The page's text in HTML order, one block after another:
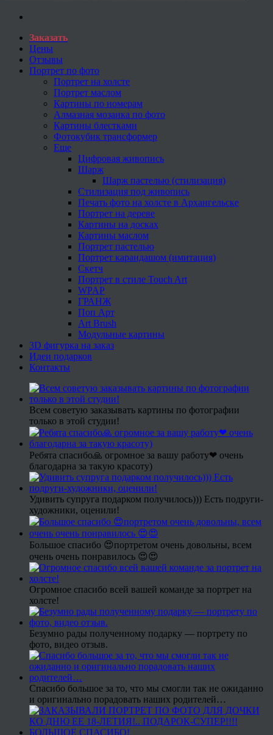
Заказать
Цены
Отзывы
Портрет по фото
Портрет на холсте
Портрет маслом
Картины по номерам
Алмазная мозаика по фото
Картины блестками
Фотокубик трансформер
Еще
Цифровая живопись
Шарж
Шарж пастелью (стилизация)
Стилизация под живопись
Печать фото на холсте в Архангельске
Портрет на дереве
Картины на досках
Картины маслом
Портрет пастелью
Портрет карандашом (имитация)
Скетч
Портрет в стиле Touch Art
WPAP
ГРАНЖ
Поп Арт
Art Brush
Модульные картины
3D фигурка на заказ
Идеи подарков
Контакты
Всем советую заказывать картины по фотографии
только в этой студии!
Ребята спасибо🙏 огромное за вашу работу❤ очень
благодарна за такую красоту)
Удивить супруга подарком получилось))) Есть подруги-
художники, оценили!
Большое спасибо 😍портретом очень довольны, всем
очень очень понравилось 😍😍
Огромное спасибо всей вашей команде за портрет на
холсте!
Безумно рады полученному подарку — портрету по
фото, видео отзыв.
Спасибо большое за то, что мы смогли так не ожиданно
и оригинально порадовать наших родителей…